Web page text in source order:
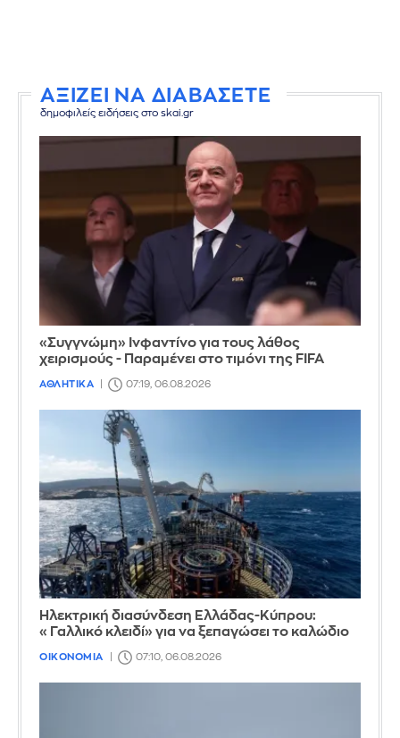
ΑΞΙΖΕΙ ΝΑ ΔΙΑΒΑΣΕΤΕ
δημοφιλείς ειδήσεις στο skai.gr
«Συγγνώμη» Ινφαντίνο για τους λάθος
χειρισμούς - Παραμένει στο τιμόνι της FIFA
ΑΘΛΗΤΙΚΑ 07:19, 06.08.2026
Ηλεκτρική διασύνδεση Ελλάδας-Κύπρου:
«Γαλλικό κλειδί» για να ξεπαγώσει το καλώδιο
ΟΙΚΟΝΟΜΙΑ 07:10, 06.08.2026